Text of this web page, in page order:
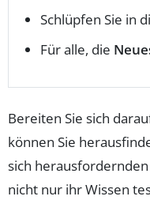
Schlüpfen Sie in
Für alle, die
Bereiten Sie sich
können Sie
sich
nicht nur ihr Wissen